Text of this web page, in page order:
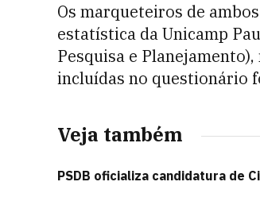
Os marqueteiros de
estatística da Unicamp
Pesquisa e
incluídas no questionário
Veja também
PSDB oficializa candidatura de